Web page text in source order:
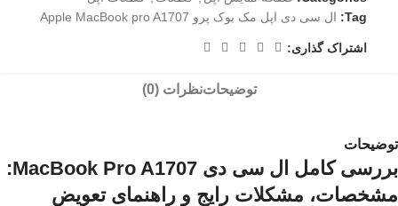
Tag:
ال سی دی اپل مک بوک پرو Apple MacBook pro A1707
اشتراک گذاری:
توضیحاتنظرات (0)
توضیحات
بررسی کامل ال‌ سی ‌دی MacBook Pro A1707:
مشخصات، مشکلات رایج و راهنمای تعویض